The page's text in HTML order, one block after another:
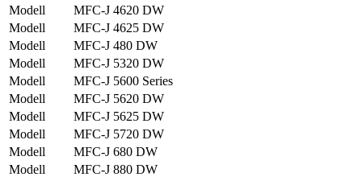
Modell
MFC-J 4620 DW
Modell
MFC-J 4625 DW
Modell
MFC-J 480 DW
Modell
MFC-J 5320 DW
Modell
MFC-J 5600 Series
Modell
MFC-J 5620 DW
Modell
MFC-J 5625 DW
Modell
MFC-J 5720 DW
Modell
MFC-J 680 DW
Modell
MFC-J 880 DW